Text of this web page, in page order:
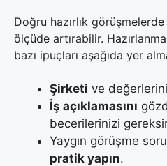
Doğru hazırlık
ölçüde artırabilir.
bazı ipuçları aşağıda yer
Şirketi ve değerlerini
İş açıklamasını
becerilerinizi
Yaygın görüşme
pratik yapın.